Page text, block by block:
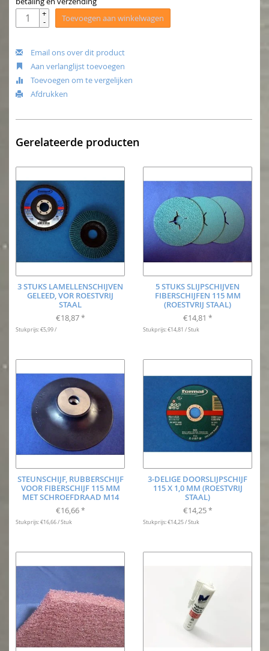
+
- Toevoegen aan winkelwagen
Email ons over dit product
Aan verlanglijst toevoegen
Toevoegen om te vergelijken
Afdrukken
Gerelateerde producten
3 STUKS LAMELLENSCHIJVEN
GELEED, VOR ROESTVRIJ
STAAL
€18,87 *
Stukprijs: €5,99 /
5 STUKS SLIJPSCHIJVEN
FIBERSCHIJFEN 115 MM
(ROESTVRIJ STAAL)
€14,81 *
Stukprijs: €14,81 / Stuk
STEUNSCHIJF, RUBBERSCHIJF
VOOR FIBERSCHIJF 115 MM
MET SCHROEFDRAAD M14
€16,66 *
Stukprijs: €16,66 / Stuk
3-DELIGE DOORSLIJPSCHIJF
115 X 1,0 MM (ROESTVRIJ
STAAL)
€14,25 *
Stukprijs: €14,25 / Stuk